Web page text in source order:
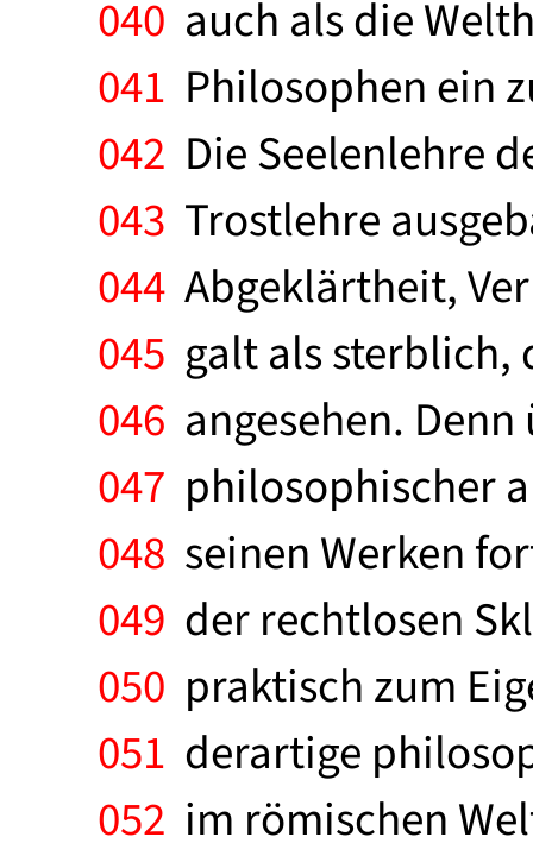
040 auch als die
041 Philosophen ein
042 Die Seelenlehre
043 Trostlehre
044 Abgeklärtheit,
045 galt als sterblich,
046 angesehen.
047 philosophischer
048 seinen Werken
049 der rechtlosen
050 praktisch zum
051 derartige
052 im römischen